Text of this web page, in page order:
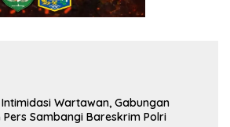
Wartawan, Gabungan
Sambangi Bareskrim Polri